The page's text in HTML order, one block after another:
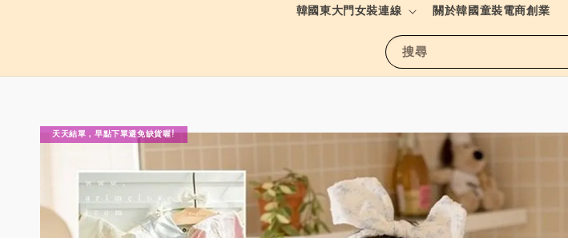
搜尋
韓國東大門女裝連線 關於韓國童裝電商創業
天天結單，早點下單避免缺貨喔!